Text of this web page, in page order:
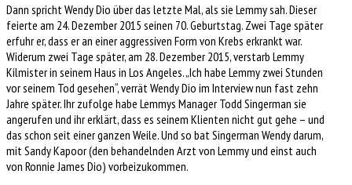
Dann spricht Wendy Dio über das letzte Mal, als sie Lemmy sah. Dieser
feierte am 24. Dezember 2015 seinen 70. Geburtstag. Zwei Tage später
erfuhr er, dass er an einer aggressiven Form von Krebs erkrankt war.
Widerum zwei Tage später, am 28. Dezember 2015, verstarb Lemmy
Kilmister in seinem Haus in Los Angeles. „Ich habe Lemmy zwei Stunden
vor seinem Tod gesehen“, verrät Wendy Dio im Interview nun fast zehn
Jahre später. Ihr zufolge habe Lemmys Manager Todd Singerman sie
angerufen und ihr erklärt, dass es seinem Klienten nicht gut gehe – und
das schon seit einer ganzen Weile. Und so bat Singerman Wendy darum,
mit Sandy Kapoor (den behandelnden Arzt von Lemmy und einst auch
von Ronnie James Dio) vorbeizukommen.